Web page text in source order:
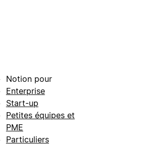
Notion pour
Enterprise
Start-up
Petites équipes et
PME
Particuliers